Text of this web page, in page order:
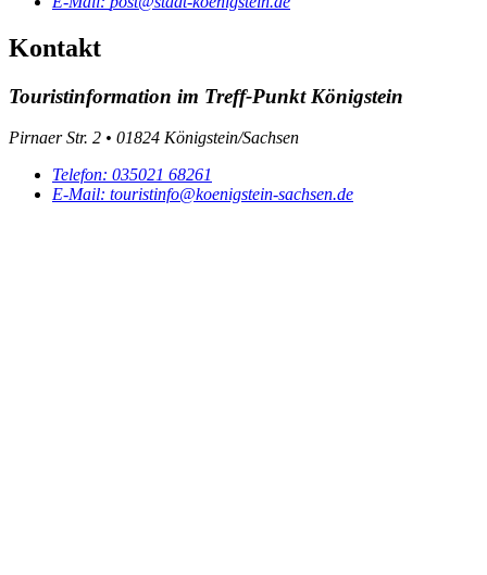
Kontakt
Touristinformation im Treff-Punkt Königstein
Pirnaer Str. 2 • 01824 Königstein/Sachsen
Telefon: 035021 68261
E-Mail: touristinfo@koenigstein-sachsen.de